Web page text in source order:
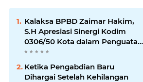
Kalaksa BPBD Zaimar Hakim,
S.H Apresiasi Sinergi Kodim
0306/50 Kota dalam Penguatan
Mitigasi dan Penanganan
Bencana
Ketika Pengabdian Baru
Dihargai Setelah Kehilangan